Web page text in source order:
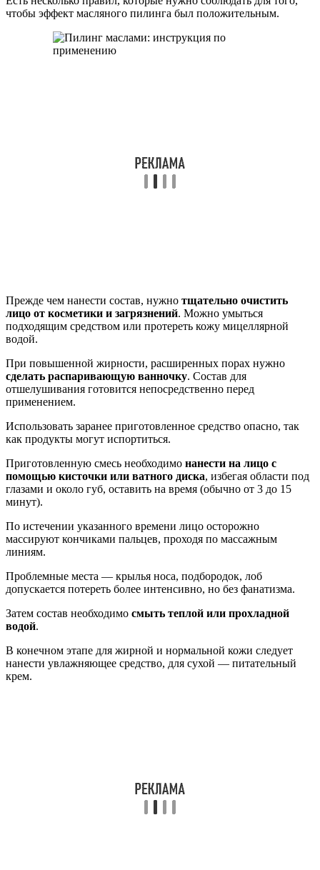
чтобы эффект масляного пилинга был положительным.
Прежде чем нанести состав, нужно тщательно очистить
лицо от косметики и загрязнений. Можно умыться
подходящим средством или протереть кожу мицеллярной
водой.
При повышенной жирности, расширенных порах нужно
сделать распаривающую ванночку. Состав для
отшелушивания готовится непосредственно перед
применением.
Использовать заранее приготовленное средство опасно, так
как продукты могут испортиться.
Приготовленную смесь необходимо нанести на лицо с
помощью кисточки или ватного диска, избегая области под
глазами и около губ, оставить на время (обычно от 3 до 15
минут).
По истечении указанного времени лицо осторожно
массируют кончиками пальцев, проходя по массажным
линиям.
Проблемные места — крылья носа, подбородок, лоб
допускается потереть более интенсивно, но без фанатизма.
Затем состав необходимо смыть теплой или прохладной
водой.
В конечном этапе для жирной и нормальной кожи следует
нанести увлажняющее средство, для сухой — питательный
крем.